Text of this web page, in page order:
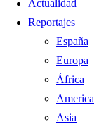
Actualidad
Reportajes
España
Europa
África
America
Asia